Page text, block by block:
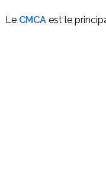
Le CMCAest le